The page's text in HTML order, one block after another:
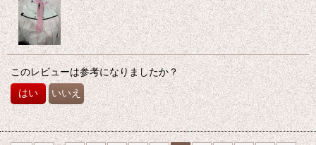
このレビューは参考になりましたか？
はい いいえ